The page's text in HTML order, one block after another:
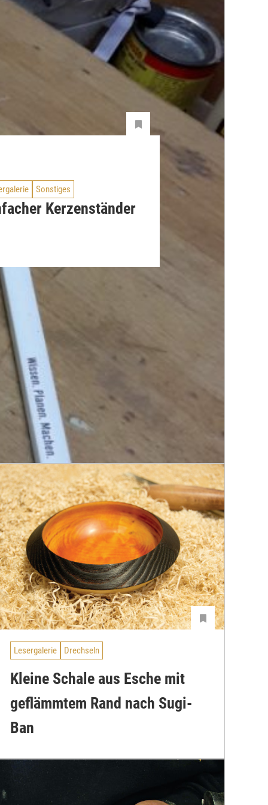
Sonstiges
Kerzenständer
Lesergalerie Drechseln
Kleine Schale aus Esche mit
geflämmtem Rand nach Sugi-
Ban